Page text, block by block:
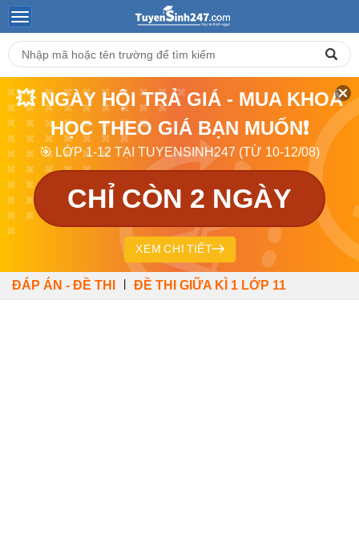
💥 NGÀY HỘI TRẢ GIÁ - MUA KHOÁ
HỌC THEO GIÁ BẠN MUỐN❗
🎯 LỚP 1-12 TẠI TUYENSINH247 (TỪ 10-12/08)
CHỈ CÒN 2 NGÀY
XEM CHI TIẾT
ĐÁP ÁN - ĐỀ THI ĐỀ THI GIỮA KÌ 1 LỚP 11